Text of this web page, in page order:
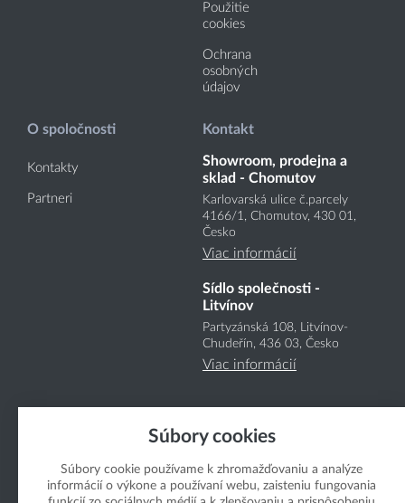
Použitie
cookies
Ochrana
osobných
údajov
O spoločnosti
Kontakty
Partneri
Kontakt
Showroom, prodejna a
sklad - Chomutov
Karlovarská ulice č.parcely
4166/1, Chomutov, 430 01,
Česko
Viac informácií
Sídlo společnosti -
Litvínov
Partyzánská 108, Litvínov-
Chudeřín, 436 03, Česko
Viac informácií
Copyright Boukal.SK 2026
Súbory cookies
Súbory cookie používame k zhromažďovaniu a analýze
informácií o výkone a používaní webu, zaisteniu fungovania